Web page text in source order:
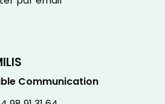
Communication